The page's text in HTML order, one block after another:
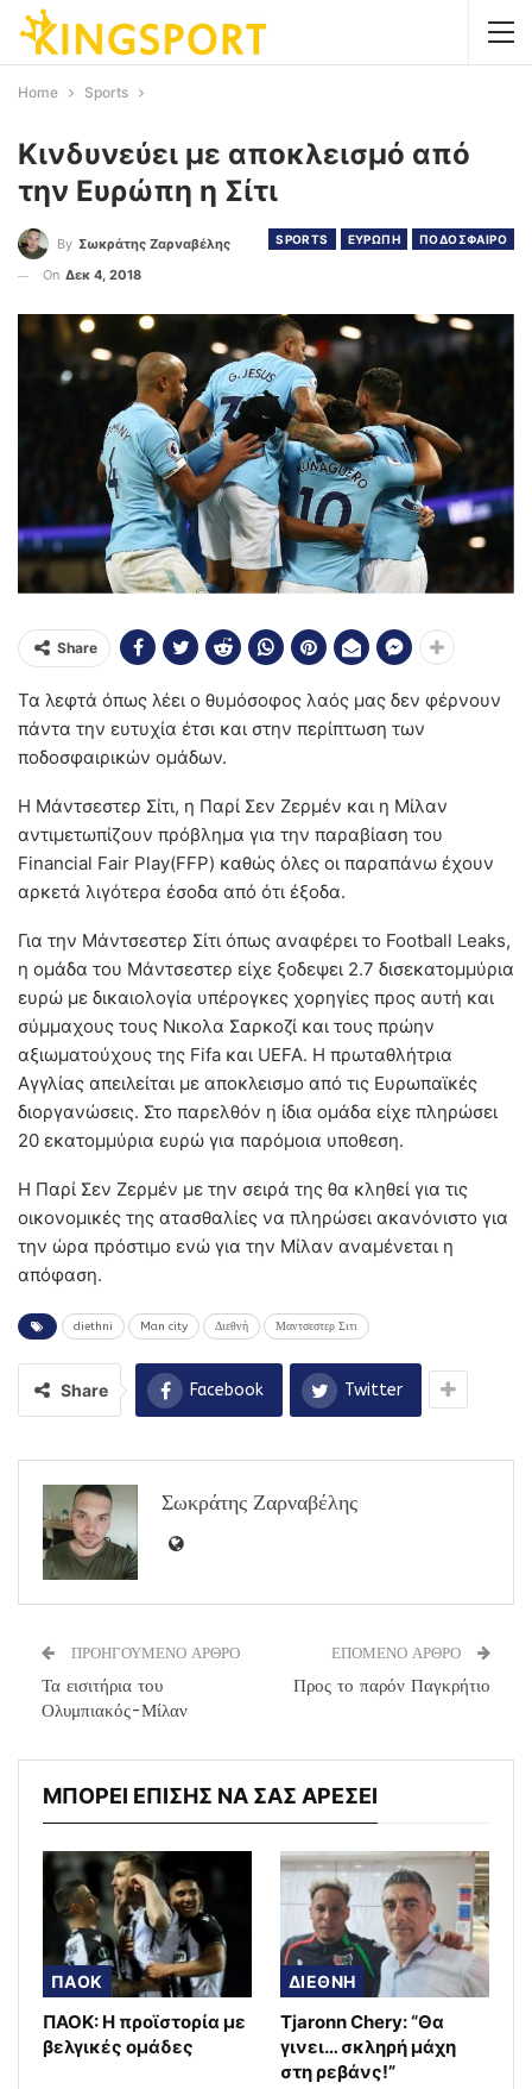
Home Sports
Κινδυνεύει με αποκλεισμό από
την Ευρώπη η Σίτι
SPORTS ΕΥΡΩΠΗ ΠΟΔΟΣΦΑΙΡΟ
By Σωκράτης Ζαρναβέλης
On Δεκ 4, 2018
Share
Τα λεφτά όπως λέει ο θυμόσοφος λαός μας δεν φέρνουν
πάντα την ευτυχία έτσι και στην περίπτωση των
ποδοσφαιρικών ομάδων.
Η Μάντσεστερ Σίτι, η Παρί Σεν Ζερμέν και η Μίλαν
αντιμετωπίζουν πρόβλημα για την παραβίαση του
Financial Fair Play(FFP) καθώς όλες οι παραπάνω έχουν
αρκετά λιγότερα έσοδα από ότι έξοδα.
Για την Μάντσεστερ Σίτι όπως αναφέρει το Football Leaks,
η ομάδα του Μάντσεστερ είχε ξοδεψει 2.7 δισεκατομμύρια
ευρώ με δικαιολογία υπέρογκες χορηγίες προς αυτή και
σύμμαχους τους Νικολα Σαρκοζί και τους πρώην
αξιωματούχους της Fifa και UEFA. Η πρωταθλήτρια
Αγγλίας απειλείται με αποκλεισμο από τις Ευρωπαϊκές
διοργανώσεις. Στο παρελθόν η ίδια ομάδα είχε πληρώσει
20 εκατομμύρια ευρώ για παρόμοια υποθεση.
Η Παρί Σεν Ζερμέν με την σειρά της θα κληθεί για τις
οικονομικές της ατασθαλίες να πληρώσει ακανόνιστο για
την ώρα πρόστιμο ενώ για την Μίλαν αναμένεται η
απόφαση.
diethni Man city Διεθνή Μαντσεστερ Σιτι
Share Facebook Twitter
Σωκράτης Ζαρναβέλης
ΠΡΟΗΓΟΥΜΕΝΟ ΑΡΘΡΟ
Τα εισιτήρια του
Ολυμπιακός-Μίλαν
ΕΠΟΜΕΝΟ ΑΡΘΡΟ
Προς το παρόν Παγκρήτιο
ΜΠΟΡΕΙ ΕΠΙΣΗΣ ΝΑ ΣΑΣ ΑΡΕΣΕΙ
ΠΑΟΚ
ΠΑΟΚ: Η προϊστορία με
βελγικές ομάδες
ΔΙΕΘΝΗ
Tjaronn Chery: “Θα
γινει… σκληρή μάχη
στη ρεβάνς!”